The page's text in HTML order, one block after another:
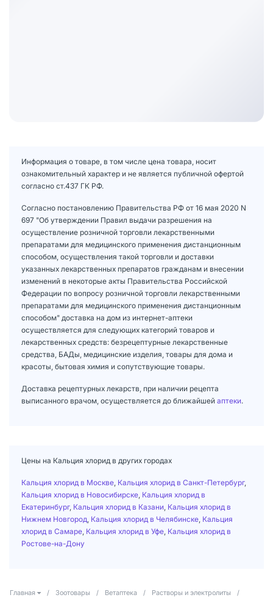
Информация о товаре, в том числе цена товара, носит
ознакомительный характер и не является публичной офертой
согласно ст.437 ГК РФ.
Согласно постановлению Правительства РФ от 16 мая 2020 N
697 "Об утверждении Правил выдачи разрешения на
осуществление розничной торговли лекарственными
препаратами для медицинского применения дистанционным
способом, осуществления такой торговли и доставки
указанных лекарственных препаратов гражданам и внесении
изменений в некоторые акты Правительства Российской
Федерации по вопросу розничной торговли лекарственными
препаратами для медицинского применения дистанционным
способом" доставка на дом из интернет-аптеки
осуществляется для следующих категорий товаров и
лекарственных средств: безрецептурные лекарственные
средства, БАДы, медицинские изделия, товары для дома и
красоты, бытовая химия и сопутствующие товары.
Доставка рецептурных лекарств, при наличии рецепта
выписанного врачом, осуществляется до ближайшей аптеки.
Цены на Кальция хлорид в других городах
Кальция хлорид в Москве Кальция хлорид в Санкт-Петербург,
Кальция хлорид в Новосибирске Кальция хлорид в
Екатеринбург, Кальция хлорид в Казани Кальция хлорид в
Нижнем Новгород Кальция хлорид в Челябинске Кальция
хлорид в Самаре Кальция хлорид в Уфе Кальция хлорид в
Ростове-на-Дону
Главная / Зоотовары / Ветаптека / Растворы и электролиты
/